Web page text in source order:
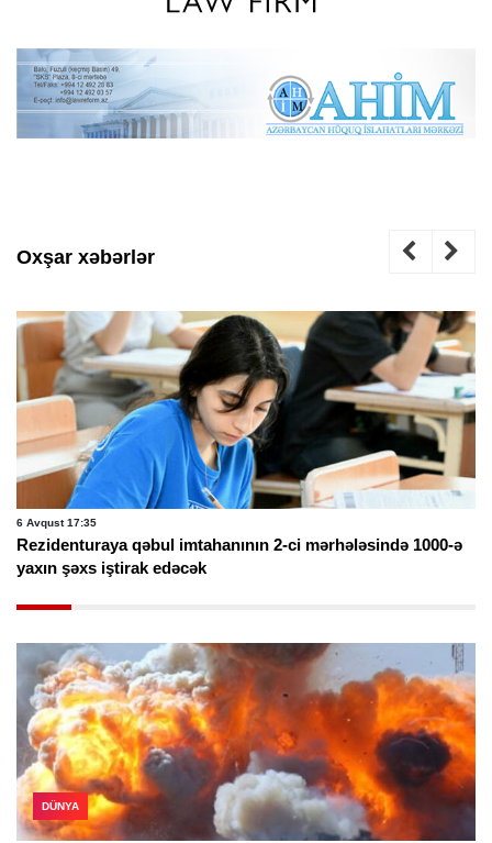
Oxşar xəbərlər
6 Avqust 17:35
Rezidenturaya qəbul imtahanının 2-ci mərhələsində 1000-ə
yaxın şəxs iştirak edəcək
DÜNYA